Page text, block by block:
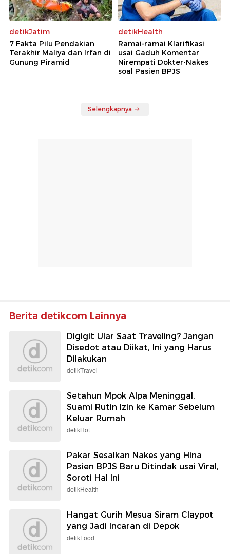
detikJatim
7 Fakta Pilu Pendakian
Terakhir Maliya dan Irfan di
Gunung Piramid
detikHealth
Ramai-ramai Klarifikasi
usai Gaduh Komentar
Nirempati Dokter-Nakes
soal Pasien BPJS
Selengkapnya
Berita detikcom Lainnya
Digigit Ular Saat Traveling? Jangan
Disedot atau Diikat, Ini yang Harus
Dilakukan
detikTravel
Setahun Mpok Alpa Meninggal,
Suami Rutin Izin ke Kamar Sebelum
Keluar Rumah
detikHot
Pakar Sesalkan Nakes yang Hina
Pasien BPJS Baru Ditindak usai Viral,
Soroti Hal Ini
detikHealth
Hangat Gurih Mesua Siram Claypot
yang Jadi Incaran di Depok
detikFood